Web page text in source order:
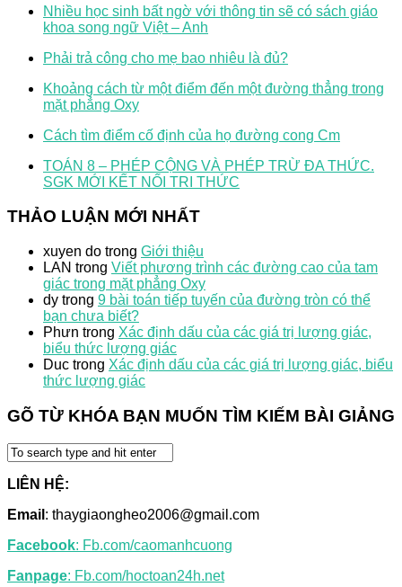
Nhiều học sinh bất ngờ với thông tin sẽ có sách giáo
khoa song ngữ Việt – Anh
Phải trả công cho mẹ bao nhiêu là đủ?
Khoảng cách từ một điểm đến một đường thẳng trong
mặt phẳng Oxy
Cách tìm điểm cố định của họ đường cong Cm
TOÁN 8 – PHÉP CỘNG VÀ PHÉP TRỪ ĐA THỨC.
SGK MỚI KẾT NỐI TRI THỨC
THẢO LUẬN MỚI NHẤT
xuyen do trong Giới thiệu
LAN trong Viết phương trình các đường cao của tam
giác trong mặt phẳng Oxy
dy trong 9 bài toán tiếp tuyến của đường tròn có thể
bạn chưa biết?
Phưn trong Xác định dấu của các giá trị lượng giác,
biểu thức lượng giác
Duc trong Xác định dấu của các giá trị lượng giác, biểu
thức lượng giác
GÕ TỪ KHÓA BẠN MUỐN TÌM KIẾM BÀI GIẢNG
LIÊN HỆ:
Email : thaygiaongheo2006@gmail.com
Facebook: Fb.com/caomanhcuong
Fanpage: Fb.com/hoctoan24h.net